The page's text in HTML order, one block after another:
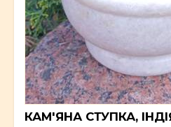
КАМ'ЯНА СТУПКА,